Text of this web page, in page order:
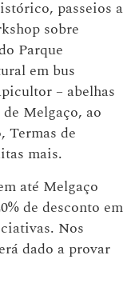
passeios a
sobre
Parque
em bus
– abelhas
Melgaço, ao
Termas de
mais.
até Melgaço
de desconto em
Nos
dado a provar